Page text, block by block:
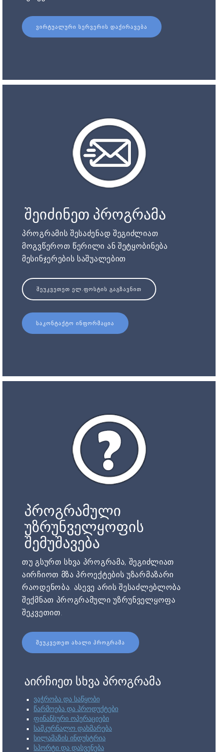
ᲕᲘᲠᲢᲣᲐᲚᲣᲠᲘ ᲡᲔᲠᲕᲔᲠᲘᲡ ᲓᲐᲥᲘᲠᲐᲕᲔᲑᲐ
შეიძინეთ პროგრამა
პროგრამის შესაძენად შეგიძლიათ
მოგვწეროთ წერილი ან შეტყობინება
მესინჯერების საშუალებით
ᲨᲔᲣᲙᲕᲔᲗᲔᲗ ᲔᲚ.ᲤᲝᲡᲢᲘᲡ ᲒᲐᲒᲖᲐᲕᲜᲘᲗ
ᲡᲐᲙᲝᲜᲢᲐᲥᲢᲝ ᲘᲜᲤᲝᲠᲛᲐᲪᲘᲐ
პროგრამული
უზრუნველყოფის
შემუშავება
თუ გსურთ სხვა პროგრამა, შეგიძლიათ
აირჩიოთ მზა პროექტების უზარმაზარი
რაოდენობა. ასევე არის შესაძლებლობა
შექმნათ პროგრამული უზრუნველყოფა
შეკვეთით.
ᲨᲔᲣᲙᲕᲔᲗᲔᲗ ᲐᲮᲐᲚᲘ ᲞᲠᲝᲒᲠᲐᲛᲐ
აირჩიეთ სხვა პროგრამა
ვაჭრობა და საწყობი
წარმოება და პროდუქტები
ფინანსური ოპერაციები
სამკურნალო დახმარება
სილამაზის ინდუსტრია
სპორტი და დასვენება